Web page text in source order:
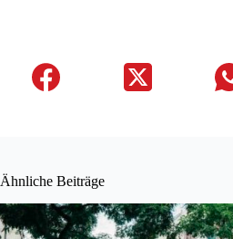
Ähnliche Beiträge